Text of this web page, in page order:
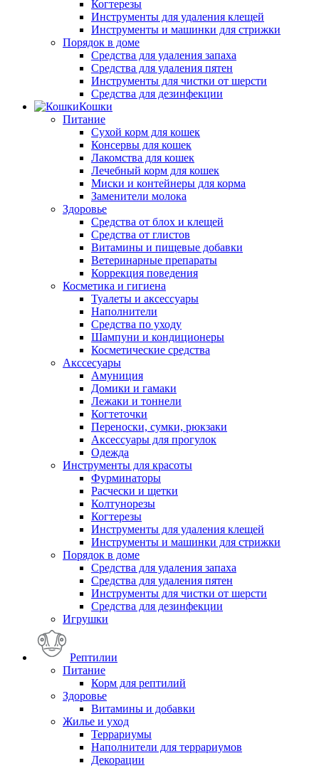
Когтерезы
Инструменты для удаления клещей
Инструменты и машинки для стрижки
Порядок в доме
Средства для удаления запаха
Средства для удаления пятен
Инструменты для чистки от шерсти
Средства для дезинфекции
Кошки
Питание
Сухой корм для кошек
Консервы для кошек
Лакомства для кошек
Лечебный корм для кошек
Миски и контейнеры для корма
Заменители молока
Здоровье
Средства от блох и клещей
Средства от глистов
Витамины и пищевые добавки
Ветеринарные препараты
Коррекция поведения
Косметика и гигиена
Туалеты и аксессуары
Наполнители
Средства по уходу
Шампуни и кондиционеры
Косметические средства
Акссесуары
Амуниция
Домики и гамаки
Лежаки и тоннели
Когтеточки
Переноски, сумки, рюкзаки
Аксессуары для прогулок
Одежда
Инструменты для красоты
Фурминаторы
Расчески и щетки
Колтунорезы
Когтерезы
Инструменты для удаления клещей
Инструменты и машинки для стрижки
Порядок в доме
Средства для удаления запаха
Средства для удаления пятен
Инструменты для чистки от шерсти
Средства для дезинфекции
Игрушки
Рептилии
Питание
Корм для рептилий
Здоровье
Витамины и добавки
Жилье и уход
Террариумы
Наполнители для террариумов
Декорации